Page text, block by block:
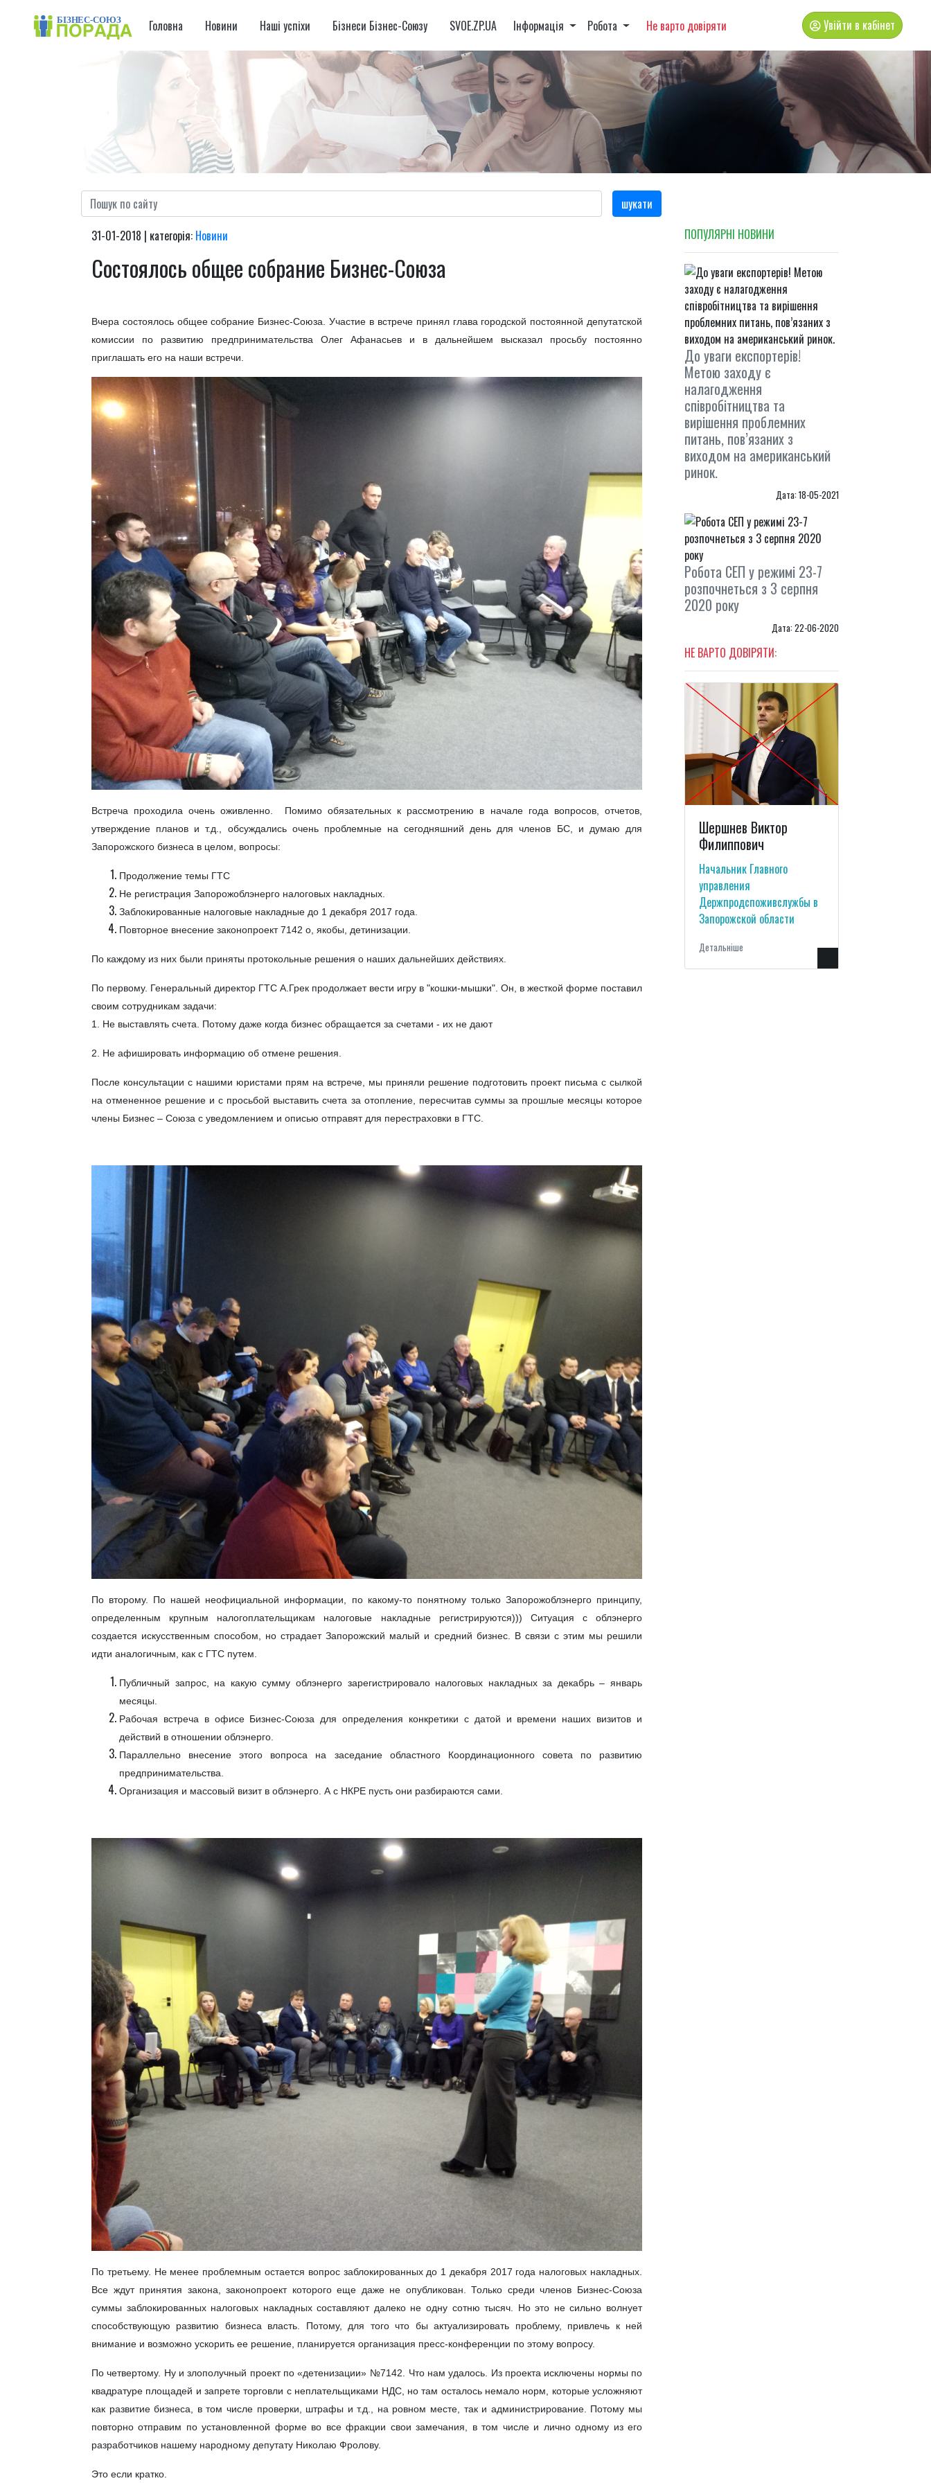
Головна Новини Наші успіхи Бізнеси Бізнес-Союзу SVOE.ZP.UA Інформація Робота Не варто довіряти Увійти в кабінет
шукати
31-01-2018 | категорія: Новини
Состоялось общее собрание Бизнес-Союза
Вчера состоялось общее собрание Бизнес-Союза. Участие в встрече принял глава городской постоянной депутатской
комиссии по развитию предпринимательства Олег Афанасьев и в дальнейшем высказал просьбу постоянно
приглашать его на наши встречи.
Встреча проходила очень оживленно. Помимо обязательных к рассмотрению в начале года вопросов, отчетов,
утверждение планов и т.д., обсуждались очень проблемные на сегодняшний день для членов БС, и думаю для
Запорожского бизнеса в целом, вопросы:
Продолжение темы ГТС
Не регистрация Запорожоблэнерго налоговых накладных.
Заблокированные налоговые накладные до 1 декабря 2017 года.
Повторное внесение законопроект 7142 о, якобы, детинизации.
По каждому из них были приняты протокольные решения о наших дальнейших действиях.
По первому. Генеральный директор ГТС А.Грек продолжает вести игру в "кошки-мышки". Он, в жесткой форме поставил
своим сотрудникам задачи:
1. Не выставлять счета. Потому даже когда бизнес обращается за счетами - их не дают
2. Не афишировать информацию об отмене решения.
После консультации с нашими юристами прям на встрече, мы приняли решение подготовить проект письма с сылкой
на отмененное решение и с просьбой выставить счета за отопление, пересчитав суммы за прошлые месяцы которое
члены Бизнес – Союза с уведомлением и описью отправят для перестраховки в ГТС.
По второму. По нашей неофициальной информации, по какому-то понятному только Запорожоблэнерго принципу,
определенным крупным налогоплательщикам налоговые накладные регистрируются))) Ситуация с облэнерго
создается искусственным способом, но страдает Запорожский малый и средний бизнес. В связи с этим мы решили
идти аналогичным, как с ГТС путем.
Публичный запрос, на какую сумму облэнерго зарегистрировало налоговых накладных за декабрь – январь
месяцы.
Рабочая встреча в офисе Бизнес-Союза для определения конкретики с датой и времени наших визитов и
действий в отношении облэнерго.
Параллельно внесение этого вопроса на заседание областного Координационного совета по развитию
предпринимательства.
Организация и массовый визит в облэнерго. А с НКРЕ пусть они разбираются сами.
По третьему. Не менее проблемным остается вопрос заблокированных до 1 декабря 2017 года налоговых накладных.
Все ждут принятия закона, законопроект которого еще даже не опубликован. Только среди членов Бизнес-Союза
суммы заблокированных налоговых накладных составляют далеко не одну сотню тысяч. Но это не сильно волнует
способствующую развитию бизнеса власть. Потому, для того что бы актуализировать проблему, привлечь к ней
внимание и возможно ускорить ее решение, планируется организация пресс-конференции по этому вопросу.
По четвертому. Ну и злополучный проект по «детенизации» №7142. Что нам удалось. Из проекта исключены нормы по
квадратуре площадей и запрете торговли с неплательщиками НДС, но там осталось немало норм, которые усложняют
как развитие бизнеса, в том числе проверки, штрафы и т.д., на ровном месте, так и администрирование. Потому мы
повторно отправим по установленной форме во все фракции свои замечания, в том числе и лично одному из его
разработчиков нашему народному депутату Николаю Фролову.
Это если кратко.
ПОПУЛЯРНI НОВИНИ
До уваги експортерів!
Метою заходу є
налагодження
співробітництва та
вирішення проблемних
питань, пов’язаних з
виходом на американський
ринок.
Дата: 18-05-2021
Робота СЕП у режимі 23-7
розпочнеться з 3 серпня
2020 року
Дата: 22-06-2020
НЕ ВАРТО ДОВІРЯТИ:
Шершнев Виктор
Филиппович
Начальник Главного
управления
Держпродспоживслужбы в
Запорожской области
Детальнiше